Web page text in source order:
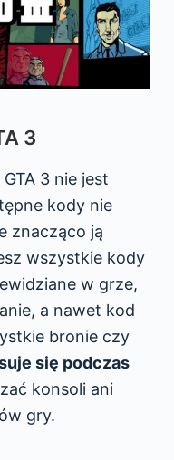
3
3 nie jest
kody nie
znacząco ją
wszystkie kody
w grze,
a nawet kod
bronie czy
się podczas
konsoli ani
gry.